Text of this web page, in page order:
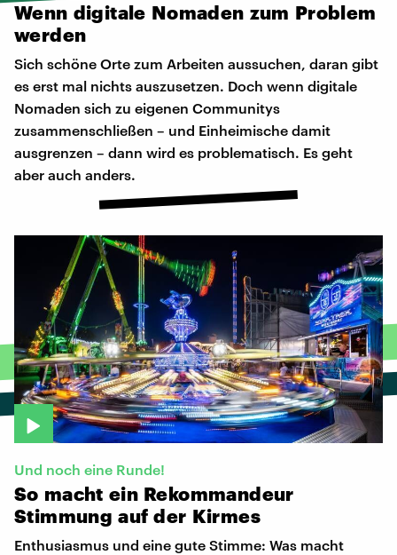
Wenn digitale Nomaden zum Problem
werden
Sich schöne Orte zum Arbeiten aussuchen, daran gibt
es erst mal nichts auszusetzen. Doch wenn digitale
Nomaden sich zu eigenen Communitys
zusammenschließen – und Einheimische damit
ausgrenzen – dann wird es problematisch. Es geht
aber auch anders.
Und noch eine Runde!
So macht ein Rekommandeur
Stimmung auf der Kirmes
Enthusiasmus und eine gute Stimme: Was macht